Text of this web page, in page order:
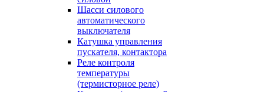
Шасси силового
автоматического
выключателя
Катушка управления
пускателя, контактора
Реле контроля
температуры
(термисторное реле)